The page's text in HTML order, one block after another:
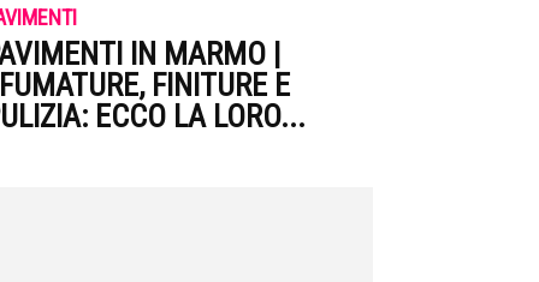
IN MARMO |
FINITURE E
ECCO LA LORO...